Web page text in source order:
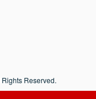
Reserved.